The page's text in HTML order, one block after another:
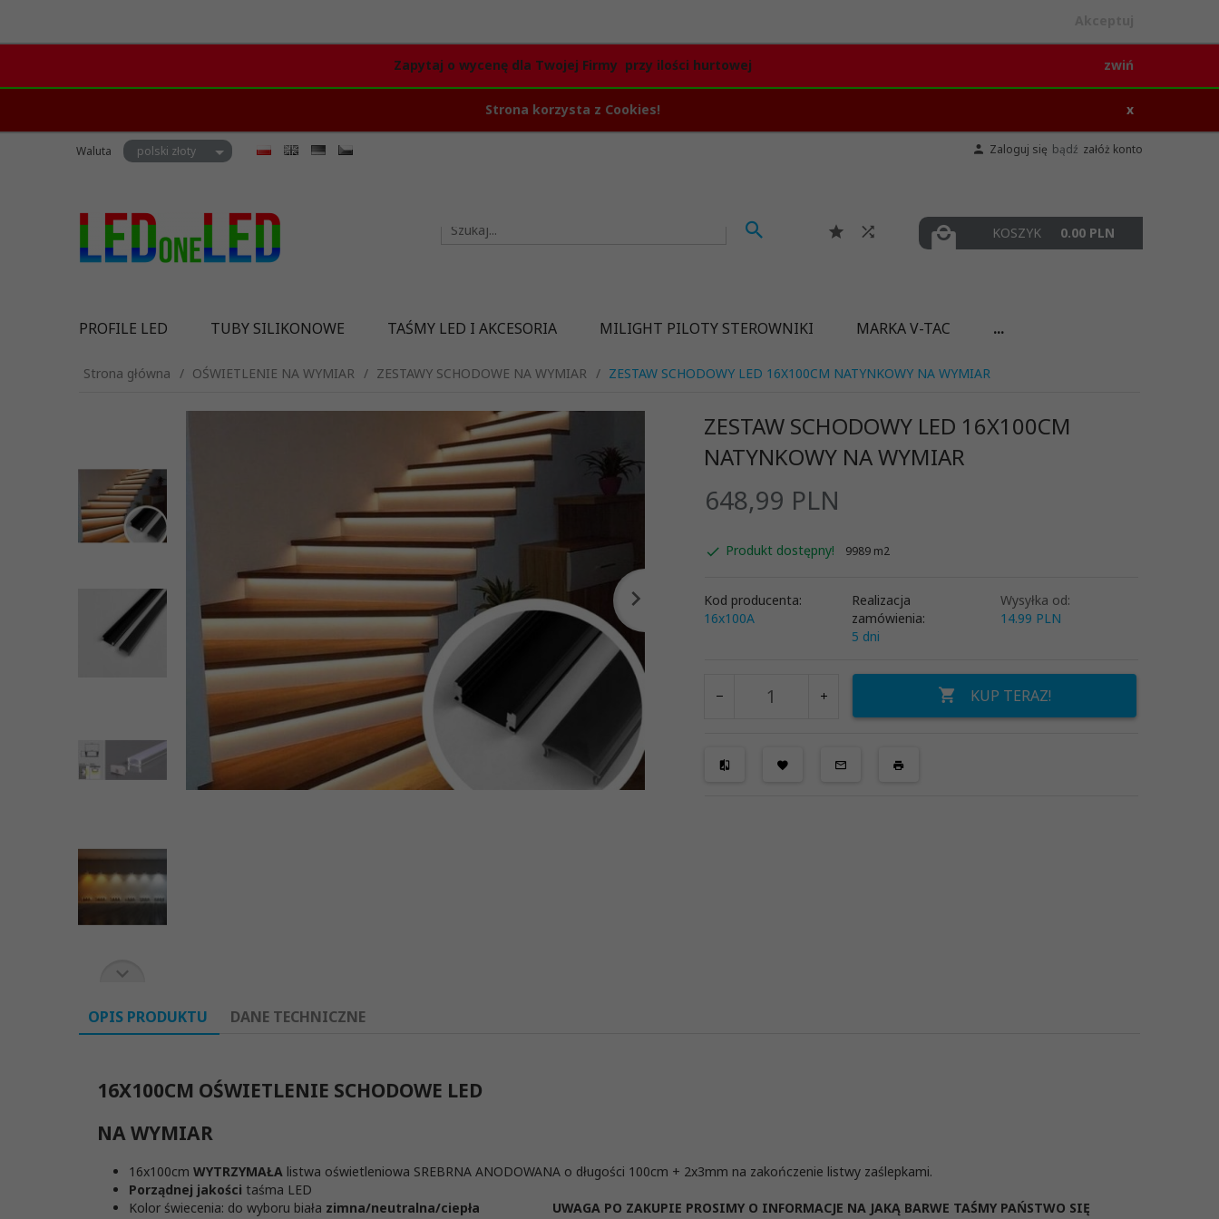
Zapytaj o wycenę dla Twojej Firmy przy ilości hurtowej zwiń
Strona korzysta z Cookies! x
Waluta currency_h
polski złoty Zaloguj się bądź załóż konto
KOSZYK 0.00PLN
PROFILE LED TUBY SILIKONOWE TAŚMY LED I AKCESORIA MILIGHT PILOTY STEROWNIKI MARKA V-TAC ...
Strona główna OŚWIETLENIE NA WYMIAR ZESTAWY SCHODOWE NA WYMIAR ZESTAW SCHODOWY LED 16X100CM NATYNKOWY NA WYMIAR
ZESTAW SCHODOWY LED 16X100CM
NATYNKOWY NA WYMIAR
648,99 PLN
Produkt dostępny! 9989 m2
Kod producenta:
16x100A
Realizacja
zamówienia:
5 dni
Wysyłka od:
14.99 PLN
KUP TERAZ!
OPIS PRODUKTU DANE TECHNICZNE
16X100CM OŚWIETLENIE SCHODOWE LED
NA WYMIAR
16x100cm WYTRZYMAŁA listwa oświetleniowa SREBRNA ANODOWANA o długości 100cm + 2x3mm na zakończenie listwy zaślepkami.
Porządnej jakości taśma LED
Kolor świecenia: do wyboru biała zimna/neutralna/ciepła UWAGA PO ZAKUPIE PROSIMY O INFORMACJE NA JAKĄ BARWE TAŚMY PAŃSTWO SIĘ
Barwa
Długość: 1